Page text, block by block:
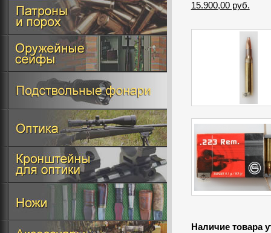
15.900,00 руб.
Наличие товара